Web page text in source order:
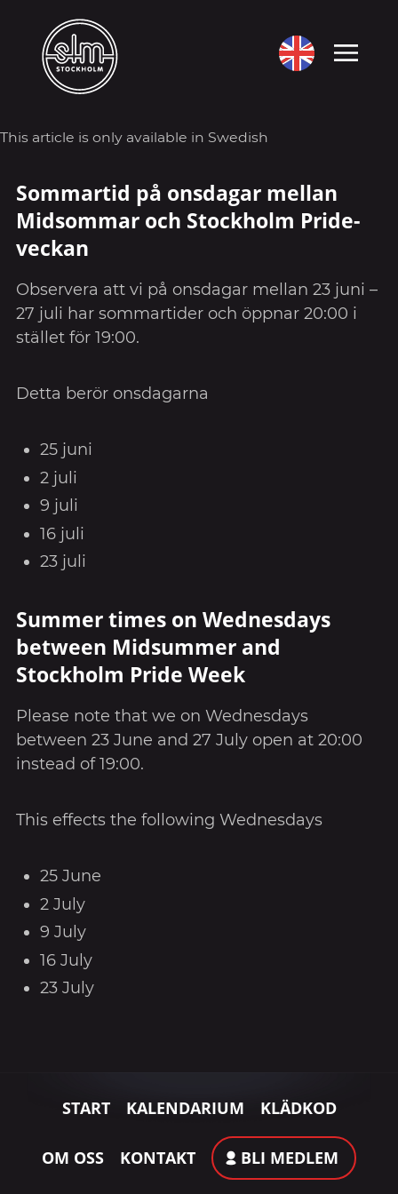
This article is only available in Swedish
Sommartid på onsdagar mellan
Midsommar och Stockholm Pride-
veckan
Observera att vi på onsdagar mellan 23 juni –
27 juli har sommartider och öppnar 20:00 i
stället för 19:00.
Detta berör onsdagarna
25 juni
2 juli
9 juli
16 juli
23 juli
Summer times on Wednesdays
between Midsummer and
Stockholm Pride Week
Please note that we on Wednesdays
between 23 June and 27 July open at 20:00
instead of 19:00.
This effects the following Wednesdays
25 June
2 July
9 July
16 July
23 July
START KALENDARIUM KLÄDKOD
OM OSS KONTAKT BLI MEDLEM